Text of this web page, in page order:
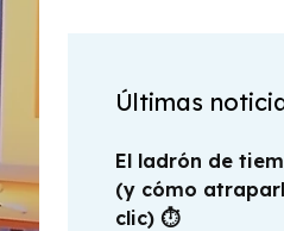
Automatización Y
Sat
Últimas
El ladrón de
(y cómo
clic) ⏱️